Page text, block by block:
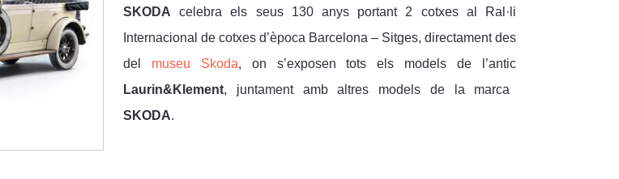
SKODA celebra els seus 130 anys portant 2 cotxes al Ral·li
Internacional de cotxes d’època Barcelona – Sitges, directament des
del museu Skoda, on s’exposen tots els models de l’antic
Laurin&Klement, juntament amb altres models de la marca
SKODA.